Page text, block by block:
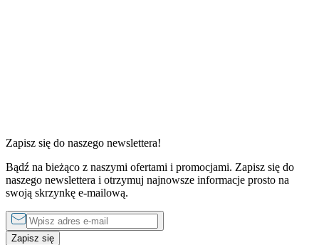
od200 złdo515 zł za noc
Zapisz się do naszego newslettera!
Bądź na bieżąco z naszymi ofertami i promocjami. Zapisz się do
naszego newslettera i otrzymuj najnowsze informacje prosto na
swoją skrzynkę e-mailową.
Zapisz się